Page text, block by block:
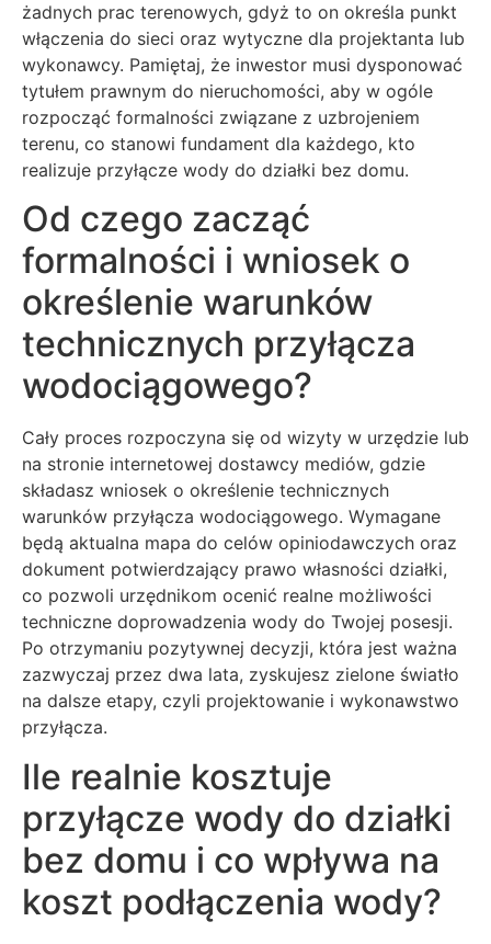
żadnych prac terenowych, gdyż to on określa punkt
włączenia do sieci oraz wytyczne dla projektanta lub
wykonawcy. Pamiętaj, że inwestor musi dysponować
tytułem prawnym do nieruchomości, aby w ogóle
rozpocząć formalności związane z uzbrojeniem
terenu, co stanowi fundament dla każdego, kto
realizuje przyłącze wody do działki bez domu.
Od czego zacząć
formalności i wniosek o
określenie warunków
technicznych przyłącza
wodociągowego?
Cały proces rozpoczyna się od wizyty w urzędzie lub
na stronie internetowej dostawcy mediów, gdzie
składasz wniosek o określenie technicznych
warunków przyłącza wodociągowego. Wymagane
będą aktualna mapa do celów opiniodawczych oraz
dokument potwierdzający prawo własności działki,
co pozwoli urzędnikom ocenić realne możliwości
techniczne doprowadzenia wody do Twojej posesji.
Po otrzymaniu pozytywnej decyzji, która jest ważna
zazwyczaj przez dwa lata, zyskujesz zielone światło
na dalsze etapy, czyli projektowanie i wykonawstwo
przyłącza.
Ile realnie kosztuje
przyłącze wody do działki
bez domu i co wpływa na
koszt podłączenia wody?